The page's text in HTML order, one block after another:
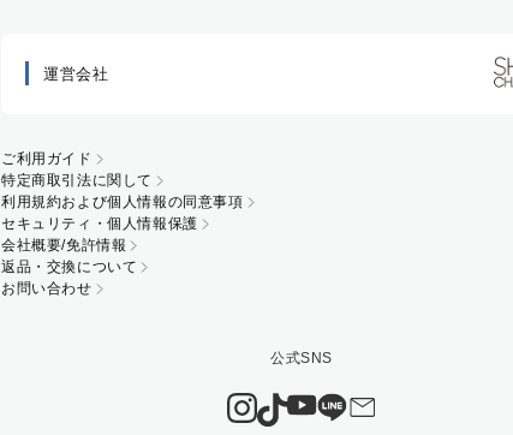
運営会社
ご利用ガイド
特定商取引法に関して
利用規約および個人情報の同意事項
セキュリティ・個人情報保護
会社概要/免許情報
返品・交換について
お問い合わせ